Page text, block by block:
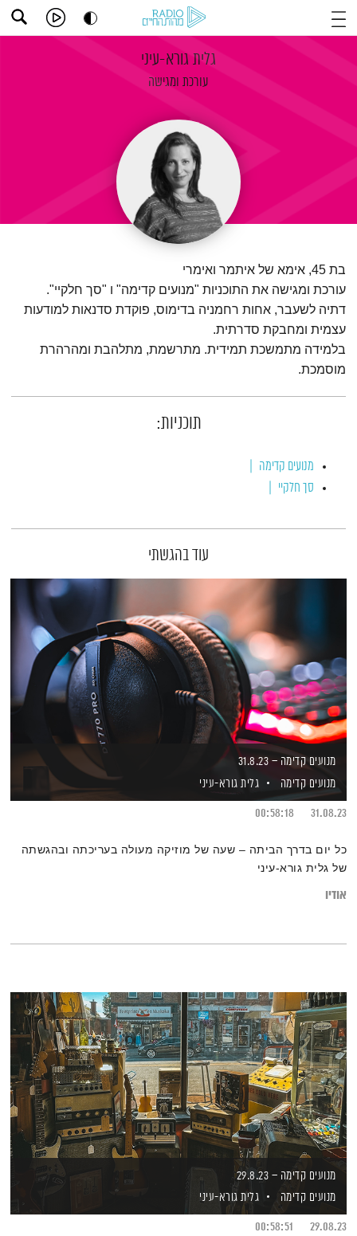
גלית גורא-עיני
עורכת ומגישה
בת 45, אימא של איתמר ואימרי
עורכת ומגישה את התוכניות "מנועים קדימה" ו "סך חלקיי".
דתיה לשעבר, אחות רחמניה בדימוס, פוקדת סדנאות למודעות
עצמית ומחבקת סדרתית.
בלמידה מתמשכת תמידית. מתרשמת, מתלהבת ומהרהרת
מוסמכת.
תוכניות:
מנועים קדימה
סך חלקיי
עוד בהגשתי
מנועים קדימה – 31.8.23
מנועים קדימה
גלית גורא-עיני
31.08.23
00:58:18
כל יום בדרך הביתה – שעה של מוזיקה מעולה בעריכתה ובהגשתה
של גלית גורא-עיני
אודיו
מנועים קדימה – 29.8.23
מנועים קדימה
גלית גורא-עיני
29.08.23
00:58:51